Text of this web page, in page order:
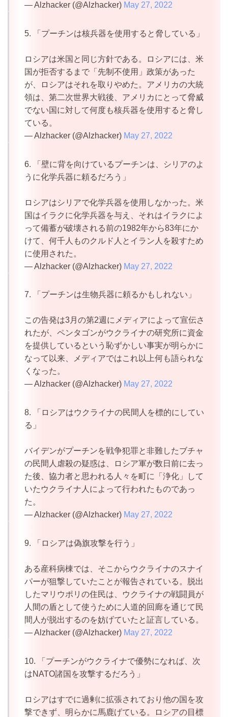
— Alzhacker (@Alzhacker) May 27, 2022
5. 「プーチンは核兵器を使用すると脅している」
ロシアは米国と同じ方針である。ロシアには、米
国が拒否するまで「先制不使用」政策があった
が、ロシアはそれを取りやめた。アメリカの大統
領は、第二次世界大戦後、アメリカにとって脅威
でない国に対して何度も核兵器を使用すると脅し
ている。
— Alzhacker (@Alzhacker) May 27, 2022
6. 「壁に背を向けているプーチンは、シリアのよ
うに化学兵器に頼るだろう」
ロシアはシリアで化学兵器を使用しなかった。米
国はイラクに化学兵器を与え、それはイラクによ
って備蓄が破壊される前の1982年から83年にか
けて、何千人ものクルド人とイラン人を殺すため
に使用された。
— Alzhacker (@Alzhacker) May 27, 2022
7. 「プーチンは生物兵器に頼るかもしれない」
この告発は3月の第2週にメディアによって宣伝さ
れたが、ペンタゴンがウクライナの研究所に資金
を提供しているという恥ずかしい事実が明らかに
なって以来、メディアではこれ以上何も語られな
くなった。
— Alzhacker (@Alzhacker) May 27, 2022
8. 「ロシアはウクライナの民間人を標的にしてい
る」
バイデンがプーチンを戦争犯罪と非難したブチャ
の民間人虐殺の疑惑は、ロシア軍が数日前に去っ
た後、協力者と思われる人々を町に「浄化」して
いたウクライナ人によって行われたものであっ
た。
— Alzhacker (@Alzhacker) May 27, 2022
9. 「ロシアは偽旗攻撃を行う」
ある産科病棟では、そこからウクライナのスナイ
パーが狙撃していたことが報告されている。脱出
したマリウポリの住民は、ウクライナの戦闘員が
人間の盾として使うために人道的回廊を通じて民
間人が脱出するのを妨げていたと証言している。
— Alzhacker (@Alzhacker) May 27, 2022
10. 「プーチンがウクライナで優勢になれば、次
はNATO諸国を攻撃するだろう」
ロシアはすでに過剰に拡張されており他の国を攻
撃できず、明らかに馬鹿げている。ロシアの目標